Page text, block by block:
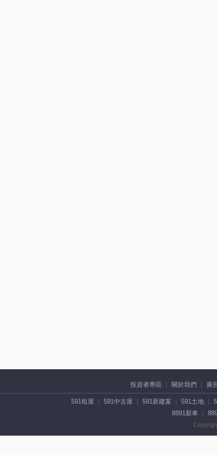
投資者專區 關於我們 廣
591租屋 591中古屋 591新建案 591土地
8891新車